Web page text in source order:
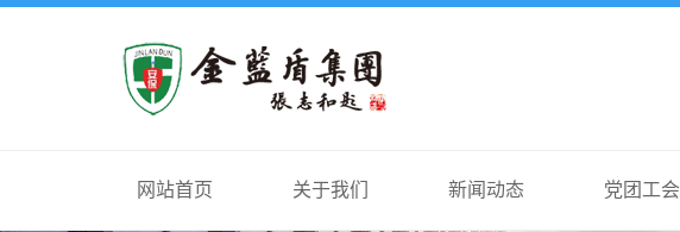
网站首页 关于我们 新闻动态 党团工会